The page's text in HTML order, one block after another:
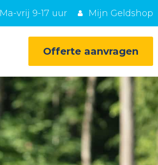
Ma-vrij 9-17 uur Mijn Geldshop
Offerte aanvragen